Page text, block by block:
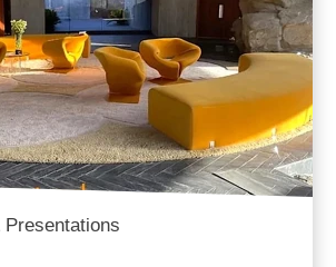
Presentations